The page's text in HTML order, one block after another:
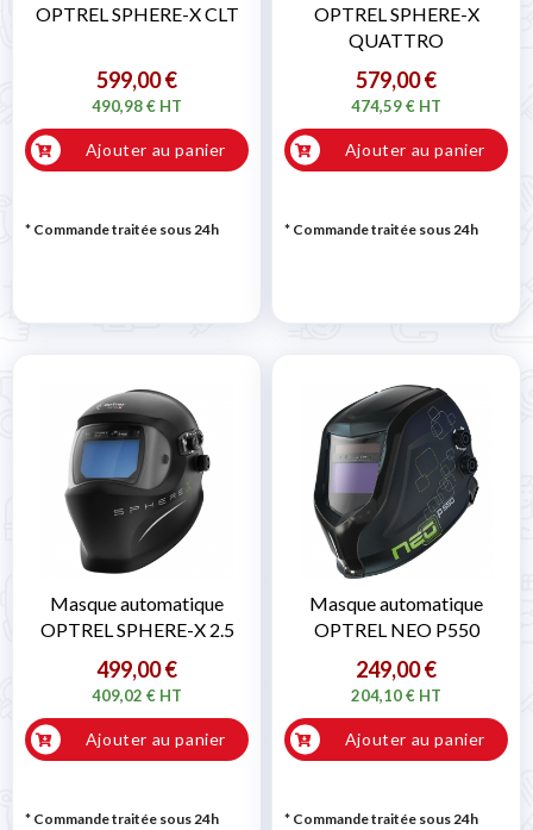
OPTREL SPHERE-X CLT
599,00 €
490,98 € HT
Ajouter au panier
* Commande traitée sous 24h
OPTREL SPHERE-X
QUATTRO
579,00 €
474,59 € HT
Ajouter au panier
* Commande traitée sous 24h
Masque automatique
OPTREL SPHERE-X 2.5
499,00 €
409,02 € HT
Ajouter au panier
* Commande traitée sous 24h
Masque automatique
OPTREL NEO P550
249,00 €
204,10 € HT
Ajouter au panier
* Commande traitée sous 24h